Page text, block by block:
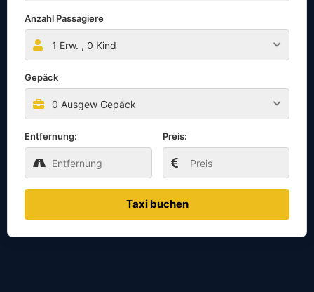
Anzahl Passagiere
1 Erw. , 0 Kind
Gepäck
0 Ausgew Gepäck
Entfernung: Preis:
Taxi buchen